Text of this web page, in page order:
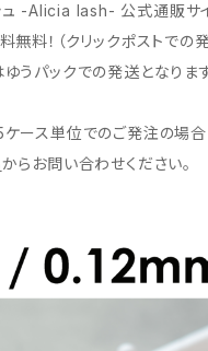
ュ -Alicia lash- 公式通販サ
無料！（クリックポストでの
うパックでの発送となります
ース単位でのご発注の場合
からお問い合わせください。